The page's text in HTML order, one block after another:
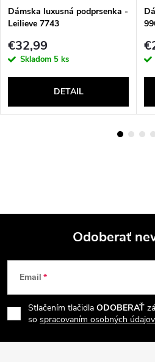
Dámska luxusná podprsenka -
Leilieve 7743
€32,99
Skladom 5 ks
DETAIL
Z
á
p
Odoberať
Email
Stlačením tlačidla ODOBERAŤ
so spracovaním osobných údajov